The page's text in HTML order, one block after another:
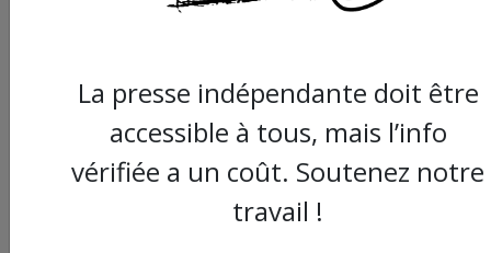
La presse indépendante doit être
accessible à tous, mais l’info
vérifiée a un coût. Soutenez notre
travail !